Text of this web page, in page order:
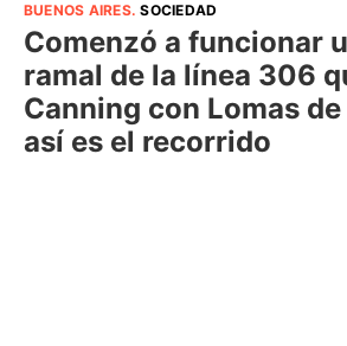
BUENOS AIRES.SOCIEDAD
Comenzó a funcionar
ramal de la línea 306
Canning con Lomas
así es el recorrido